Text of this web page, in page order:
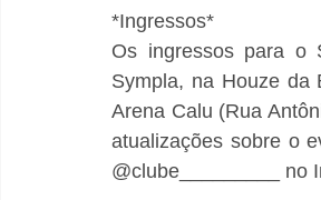
*Ingressos*
Os ingressos para o
Sympla, na Houze da
Arena Calu (Rua
atualizações sobre o
@clube_________ no